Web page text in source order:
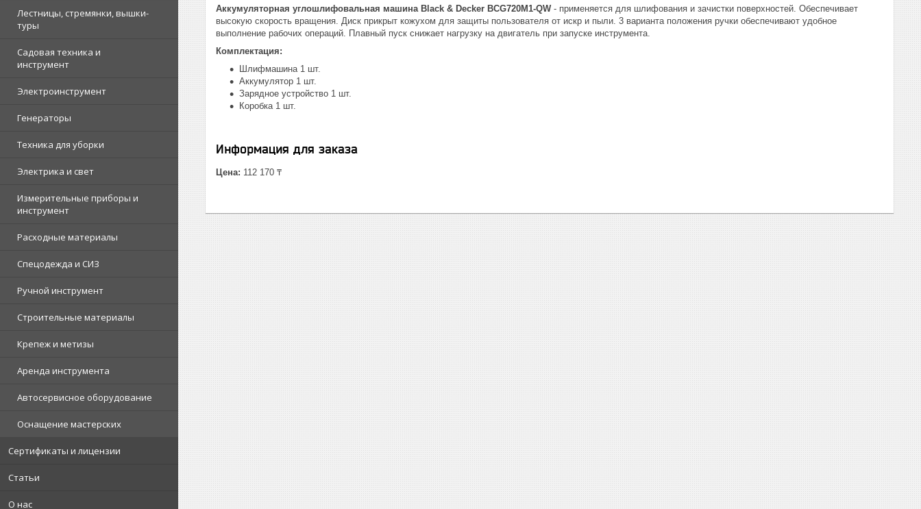
Лестницы, стремянки, вышки-
туры
Садовая техника и
инструмент
Электроинструмент
Генераторы
Техника для уборки
Электрика и свет
Измерительные приборы и
инструмент
Расходные материалы
Спецодежда и СИЗ
Ручной инструмент
Строительные материалы
Крепеж и метизы
Аренда инструмента
Автосервисное оборудование
Оснащение мастерских
Сертификаты и лицензии
Статьи
О нас
Аккумуляторная углошлифовальная машина Black & Decker BCG720M1-QW- применяется для шлифования и зачистки поверхностей. Обеспечивает
высокую скорость вращения. Диск прикрыт кожухом для защиты пользователя от искр и пыли. 3 варианта положения ручки обеспечивают удобное
выполнение рабочих операций. Плавный пуск снижает нагрузку на двигатель при запуске инструмента.
Комплектация:
Шлифмашина 1 шт.
Аккумулятор 1 шт.
Зарядное устройство 1 шт.
Коробка 1 шт.
Информация для заказа
Цена: 112 170 ₸